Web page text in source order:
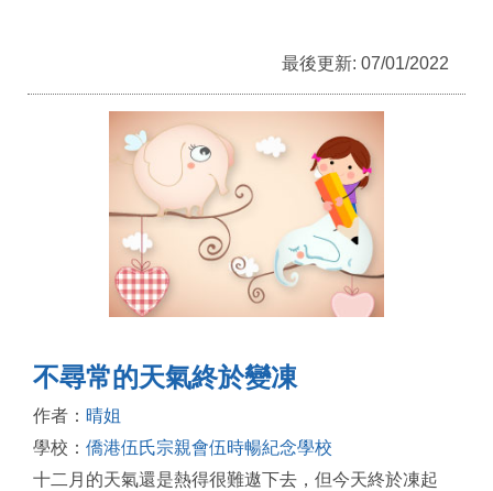
最後更新: 07/01/2022
不尋常的天氣終於變凍
作者： 晴姐
學校： 僑港伍氏宗親會伍時暢紀念學校
十二月的天氣還是熱得很難遨下去，但今天終於凍起